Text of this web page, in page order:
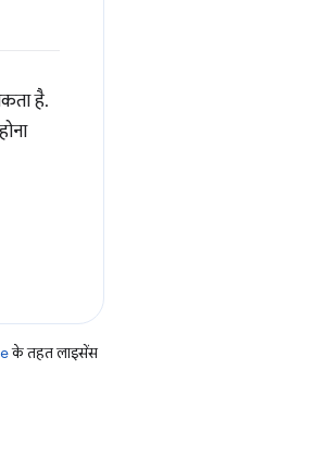
है.
के तहत लाइसेंस